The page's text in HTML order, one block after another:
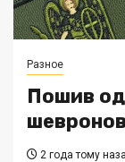
Разное
Пошив
2 года тому